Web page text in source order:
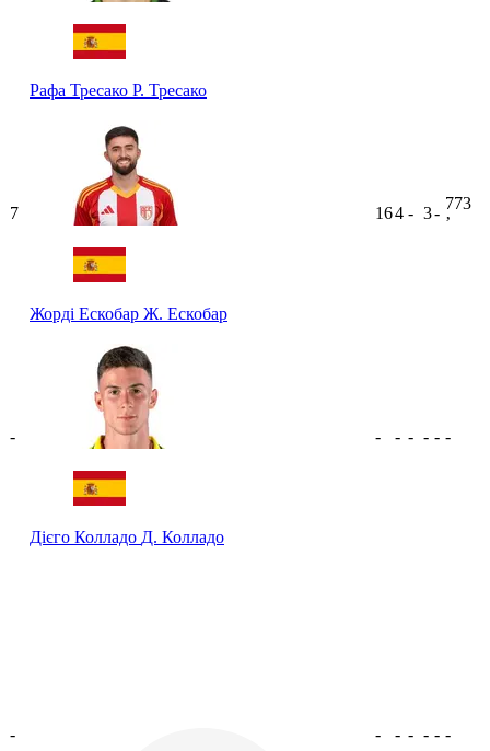
Рафа Тресако Р. Тресако
7
Жорді Ескобар Ж. Ескобар
164 - 3-
773
ʼ
-
Дієго Колладо Д. Колладо
- - - - - -
- - - - - - -